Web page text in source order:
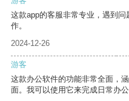
这款app的客服非常专业，遇到
作。
2024-12-26
游客
这款办公软件的功能非常全面，
面。我可以使用它来完成日常办